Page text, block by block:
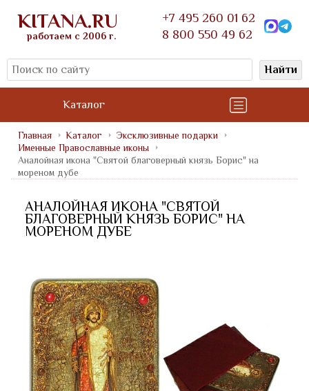
KITANA.RU
работаем с 2006 г.
+7 495 260 01 62
8 800 550 49 62
Найти
Каталог
Главная Каталог
Эксклюзивные подарки
Именные Православные иконы
Аналойная икона "Святой благоверный князь Борис" на
мореном дубе
АНАЛОЙНАЯ ИКОНА "СВЯТОЙ
БЛАГОВЕРНЫЙ КНЯЗЬ БОРИС" НА
МОРЕНОМ ДУБЕ